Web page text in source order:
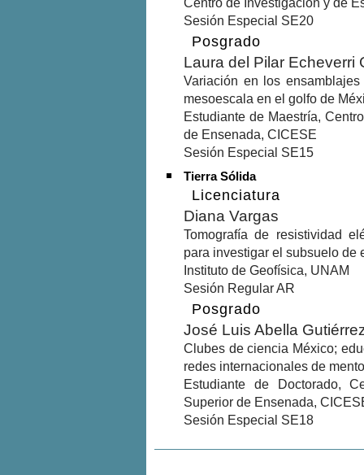
Sesión Especial SE20
Posgrado
Laura del Pilar Echeverri
Variación en los
mesoescala en el golfo de
Estudiante de Maestría,
de Ensenada, CICESE
Sesión Especial SE15
Tierra Sólida
Licenciatura
Diana Vargas
Tomografía de resistividad
para investigar el subsuelo de
Instituto de Geofísica, UNAM
Sesión Regular AR
Posgrado
José Luis Abella
Clubes de ciencia México;
redes internacionales de
Estudiante de Doctorado,
Superior de Ensenada,
Sesión Especial SE18